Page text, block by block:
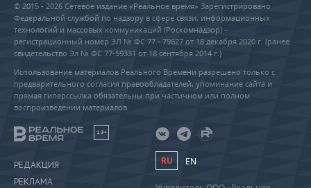
© 2015 - 2026 Сетевое издание «Реальное время» Зарегистрировано
Федеральной службой по надзору в сфере связи, информационных
технологий и массовых коммуникаций (Роскомнадзор) –
регистрационный номер ЭЛ № ФС 77 - 79627 от 18 декабря 2020 г. (ранее
свидетельство Эл № ФС 77-59331 от 18 сентября 2014 г.)
Использование материалов Реального Времени разрешено только с
предварительного согласия правообладателей, упоминание сайта и
прямая гиперссылка обязательны при частичном или полном
воспроизведении материалов.
18+
РЕДАКЦИЯ
РЕКЛАМА
RU EN